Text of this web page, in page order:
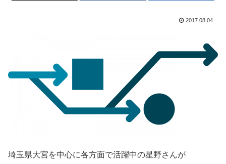
2017.08.04
埼玉県大宮を中心に各方面で活躍中の星野さんが